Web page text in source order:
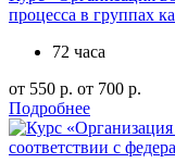
процесса в группах
72 часа
от 550 р. от 700 р.
Подробнее